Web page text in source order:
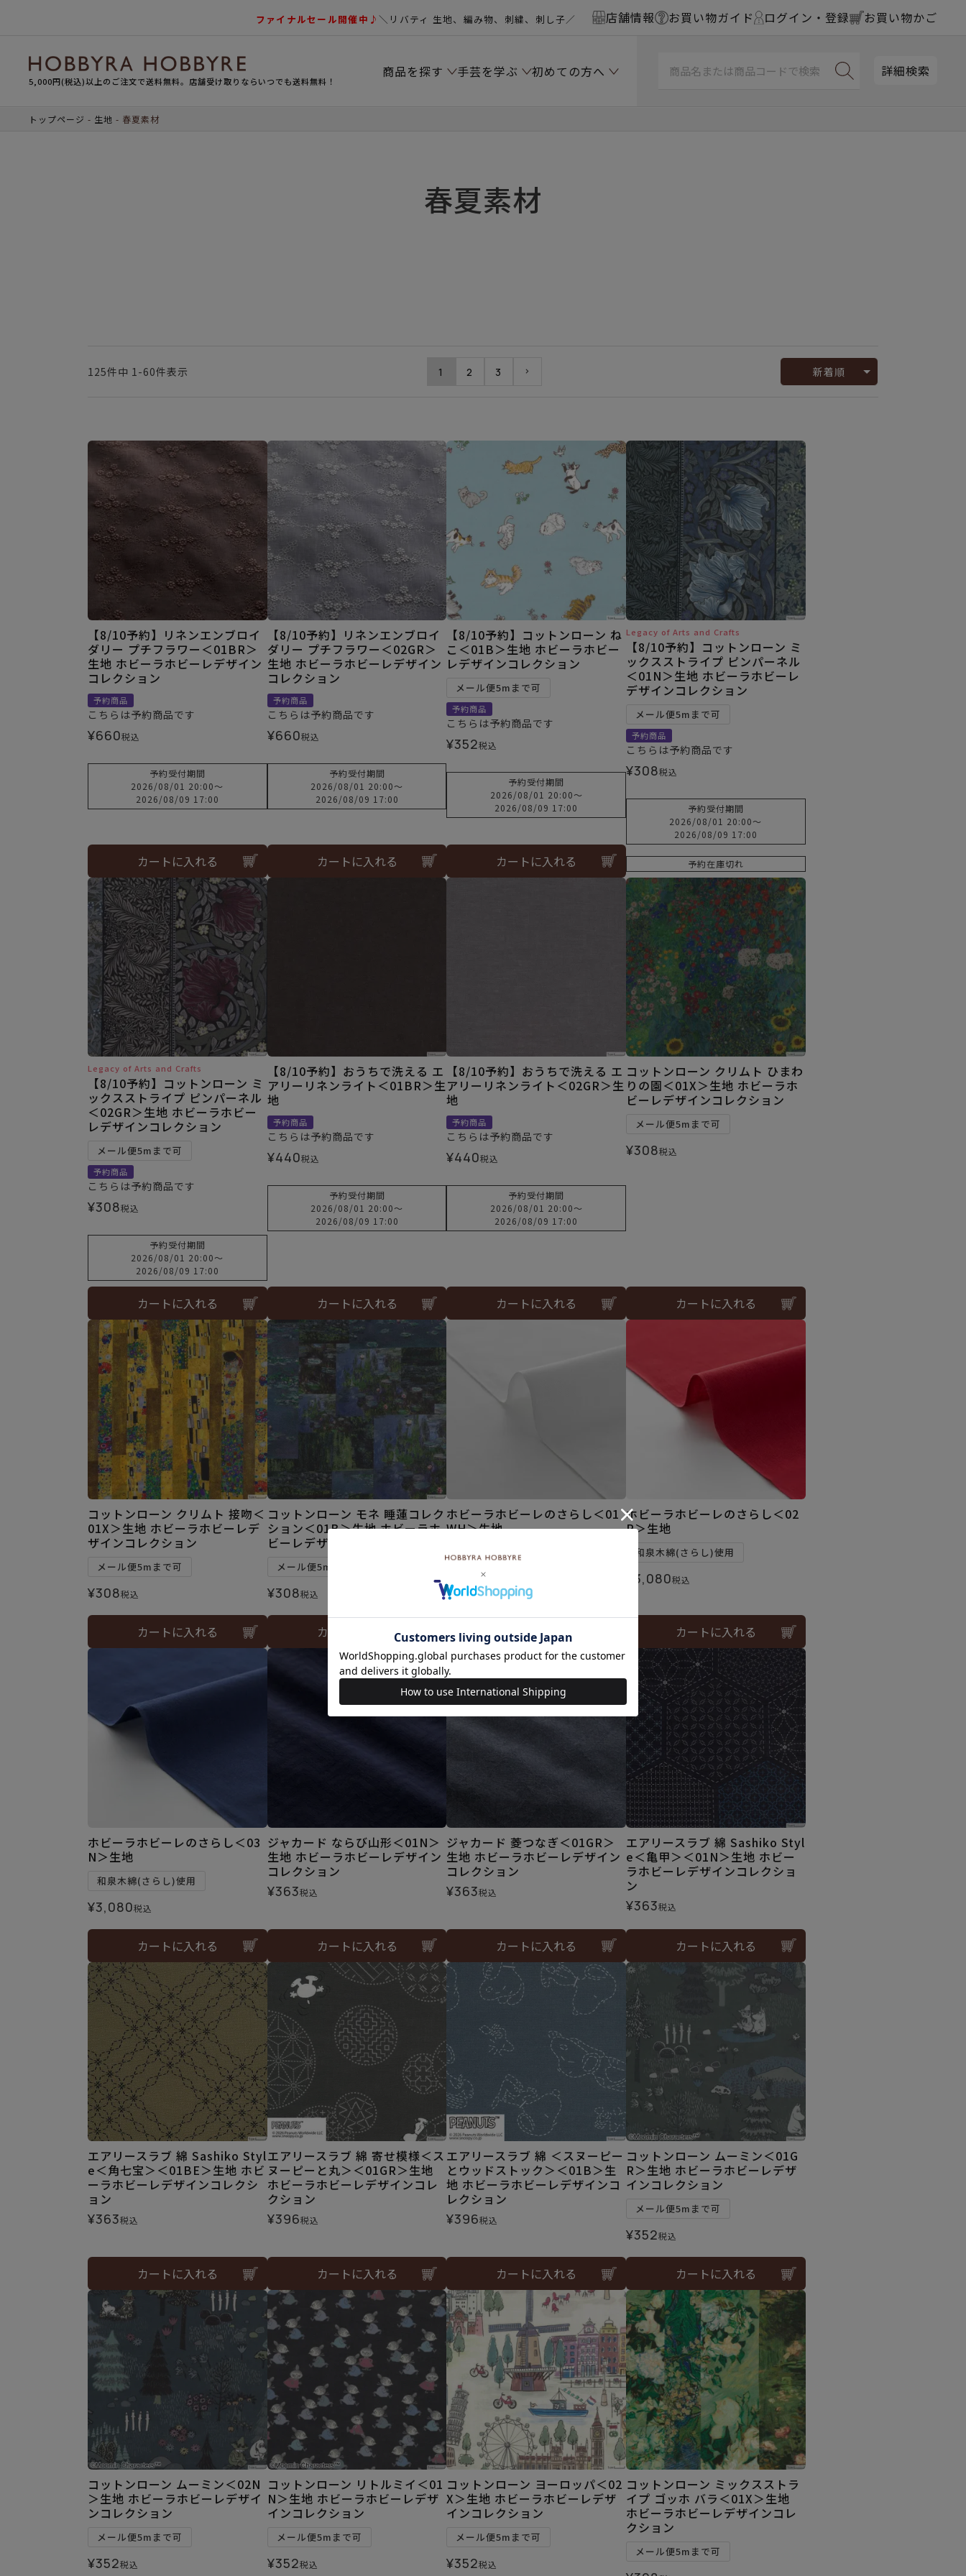
ファイナルセール開催中♪＼リバティ 生地、編み物、刺繍、刺し子／ 店舗情報 お買い物ガイド ログイン・登録 お買い物かご
5,000円(税込)以上のご注文で送料無料。店舗受け取りならいつでも送料無料！
商品を探す 手芸を学ぶ 初めての方へ 詳細検索
トップページ 生地 春夏素材
春夏素材
新着順
125件中 1 -60件表示 1 2 3
【8/10予約】リネンエンブロイ
ダリー プチフラワー＜01BR＞
生地 ホビーラホビーレデザイン
コレクション
予約商品
こちらは予約商品です
¥660税込
予約受付期間
2026/08/01 20:00〜
2026/08/09 17:00
カートに入れる
【8/10予約】リネンエンブロイ
ダリー プチフラワー＜02GR＞
生地 ホビーラホビーレデザイン
コレクション
予約商品
こちらは予約商品です
¥660税込
予約受付期間
2026/08/01 20:00〜
2026/08/09 17:00
カートに入れる
【8/10予約】コットンローン ね
こ＜01B＞生地 ホビーラホビー
レデザインコレクション
メール便5mまで可
予約商品
こちらは予約商品です
¥352税込
予約受付期間
2026/08/01 20:00〜
2026/08/09 17:00
カートに入れる
Legacy of Arts and Crafts
【8/10予約】コットンローン ミ
ックスストライプ ピンパーネル
＜01N＞生地 ホビーラホビーレ
デザインコレクション
メール便5mまで可
予約商品
こちらは予約商品です
¥308税込
予約受付期間
2026/08/01 20:00〜
2026/08/09 17:00
予約在庫切れ
Legacy of Arts and Crafts
【8/10予約】コットンローン ミ
ックスストライプ ピンパーネル
＜02GR＞生地 ホビーラホビー
レデザインコレクション
メール便5mまで可
予約商品
こちらは予約商品です
¥308税込
予約受付期間
2026/08/01 20:00〜
2026/08/09 17:00
カートに入れる
【8/10予約】おうちで洗える エ
アリーリネンライト＜01BR＞生
地
予約商品
こちらは予約商品です
¥440税込
予約受付期間
2026/08/01 20:00〜
2026/08/09 17:00
カートに入れる
【8/10予約】おうちで洗える エ
アリーリネンライト＜02GR＞生
地
予約商品
こちらは予約商品です
¥440税込
予約受付期間
2026/08/01 20:00〜
2026/08/09 17:00
カートに入れる
コットンローン クリムト ひまわ
りの園＜01X＞生地 ホビーラホ
ビーレデザインコレクション
メール便5mまで可
¥308税込
カートに入れる
コットンローン クリムト 接吻＜
01X＞生地 ホビーラホビーレデ
ザインコレクション
メール便5mまで可
¥308税込
カートに入れる
コットンローン モネ 睡蓮コレク
ション＜01B＞生地 ホビーラホ
ビーレデザインコレクション
メール便5mまで可
¥308税込
カートに入れる
ホビーラホビーレのさらし＜01
WH＞生地
和泉木綿(さらし)使用
1,540
カートに入れる
ホビーラホビーレのさらし＜02
R＞生地
和泉木綿(さらし)使用
3,080税込
カートに入れる
ホビーラホビーレのさらし＜03
N＞生地
和泉木綿(さらし)使用
¥3,080税込
カートに入れる
ジャカード ならび山形＜01N＞
生地 ホビーラホビーレデザイン
コレクション
¥363税込
カートに入れる
ジャカード 菱つなぎ＜01GR＞
生地 ホビーラホビーレデザイン
コレクション
¥363税込
カートに入れる
エアリースラブ 綿 Sashiko Styl
e＜亀甲＞＜01N＞生地 ホビー
ラホビーレデザインコレクショ
ン
¥363税込
カートに入れる
エアリースラブ 綿 Sashiko Styl
e＜角七宝＞＜01BE＞生地 ホビ
ーラホビーレデザインコレクシ
ョン
¥363税込
カートに入れる
エアリースラブ 綿 寄せ模様＜ス
ヌーピーと丸＞＜01GR＞生地
ホビーラホビーレデザインコレ
クション
¥396税込
カートに入れる
エアリースラブ 綿 ＜スヌーピー
とウッドストック＞＜01B＞生
地 ホビーラホビーレデザインコ
レクション
¥396税込
カートに入れる
コットンローン ムーミン＜01G
R＞生地 ホビーラホビーレデザ
インコレクション
メール便5mまで可
¥352税込
カートに入れる
コットンローン ムーミン＜02N
＞生地 ホビーラホビーレデザイ
ンコレクション
メール便5mまで可
¥352税込
コットンローン リトルミイ＜01
N＞生地 ホビーラホビーレデザ
インコレクション
メール便5mまで可
¥352税込
コットンローン ヨーロッパ＜02
X＞生地 ホビーラホビーレデザ
インコレクション
メール便5mまで可
¥352税込
コットンローン ミックスストラ
イプ ゴッホ バラ＜01X＞生地
ホビーラホビーレデザインコレ
クション
メール便5mまで可